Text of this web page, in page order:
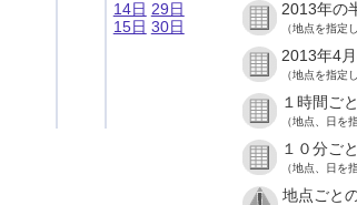
14日
15日
29日
30日
2013年の
（地点を指定
2013年4
（地点を指定
１時間ご
（地点、日を
１０分ご
（地点、日を
地点ごと